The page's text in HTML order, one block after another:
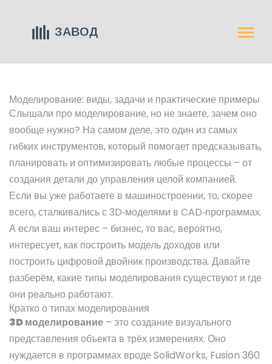
Моделирование: виды, задачи и практические примеры
Слышали про моделирование, но не знаете, зачем оно
вообще нужно? На самом деле, это один из самых
гибких инструментов, который помогает предсказывать,
планировать и оптимизировать любые процессы – от
создания детали до управления целой компанией.
Если вы уже работаете в машиностроении, то, скорее
всего, сталкивались с 3D‑моделями в CAD‑программах.
А если ваш интерес – бизнес, то вас, вероятно,
интересует, как построить модель доходов или
построить цифровой двойник производства. Давайте
разберём, какие типы моделирования существуют и где
они реально работают.
Кратко о типах моделирования
3D моделирование – это создание визуального
представления объекта в трёх измерениях. Оно
нуждается в программах вроде SolidWorks, Fusion 360